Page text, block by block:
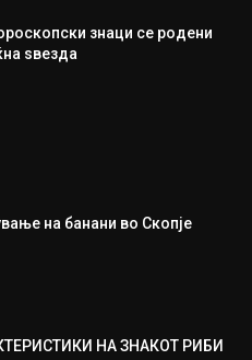
знаци се родени
ѕвезда
на банани во Скопје
НА ЗНАКОТ РИБИ